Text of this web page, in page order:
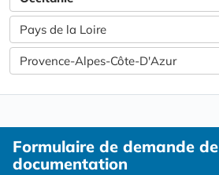
Pays de la Loire
Provence-Alpes-Côte-D'Azur
Formulaire de demande de
documentation